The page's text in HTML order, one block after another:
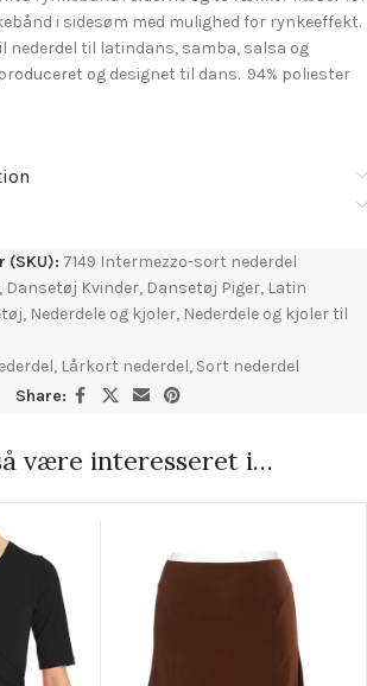
i sidesøm med mulighed for rynkeeffekt.
nederdel til latindans, samba, salsa og
og designet til dans. 94% poliester
(SKU): 7149 Intermezzo-sort nederdel
, Dansetøj Kvinder, Dansetøj Piger, Latin
, Nederdele og kjoler, Nederdele og kjoler til
, Lårkort nederdel, Sort nederdel
Share:
være interesseret i…